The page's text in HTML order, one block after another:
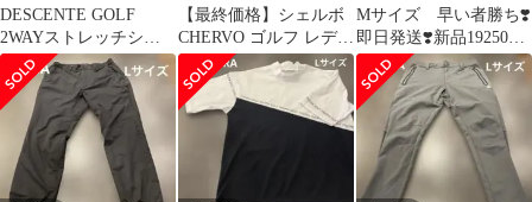
DESCENTE GOLF
2WAYストレッチショ
ートパンツ黒 XOサイ
ズ
【最終価格】シェルボ
CHERVO ゴルフ レディ
ース ノースリーブ スト
レッチ
Mサイズ 早い者勝ち❣️
即日発送❣️新品19250
円 アディダスゴル
フ セットアップ